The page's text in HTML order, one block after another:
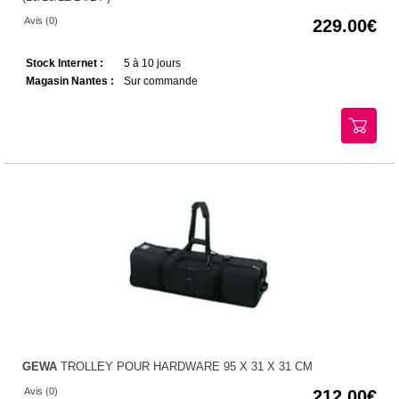
Avis (0) 229.00
Stock Internet :
5 à 10 jours
Magasin Nantes :
Sur commande
GEWA TROLLEY POUR HARDWARE 95 X 31 X 31 CM
Avis (0)